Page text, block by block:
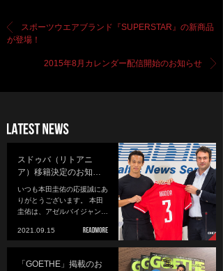
スポーツウエアブランド『SUPERSTAR』の新商品
が登場！
2015年8月カレンダー配信開始のお知らせ
スドゥバ（リトアニ
ア）移籍決定のお知…
いつも本田圭佑の応援誠にあ
りがとうございます。 本田
圭佑は、アゼルバイジャン…
2021.09.15
「GOETHE」掲載のお